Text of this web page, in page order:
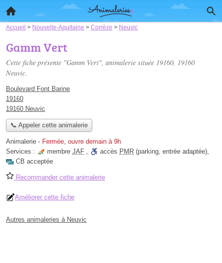
Accueil > Nouvelle-Aquitaine > Corrèze > Neuvic
Gamm Vert
Cette fiche présente "Gamm Vert", animalerie située 19160, 19160
Neuvic.
Boulevard Font Barine
19160
19160 Neuvic
📞 Appeler cette animalerie
Animalerie - Fermée, ouvre demain à 9h
Services :
membre JAF , accès PMR (parking, entrée adaptée),
CB acceptée
Recommander cette animalerie
Améliorer cette fiche
Autres animaleries à Neuvic